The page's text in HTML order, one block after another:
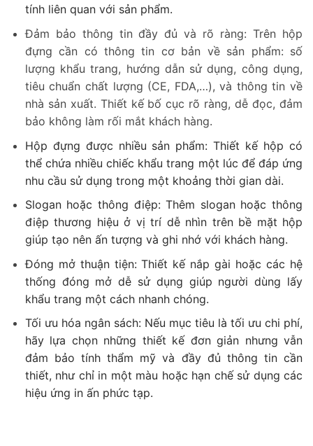
tính liên quan với sản phẩm.
Đảm bảo thông tin đầy đủ và rõ ràng: Trên hộp
đựng cần có thông tin cơ bản về sản phẩm: số
lượng khẩu trang, hướng dẫn sử dụng, công dụng,
tiêu chuẩn chất lượng (CE, FDA,…), và thông tin về
nhà sản xuất. Thiết kế bố cục rõ ràng, dễ đọc, đảm
bảo không làm rối mắt khách hàng.
Hộp đựng được nhiều sản phẩm: Thiết kế hộp có
thể chứa nhiều chiếc khẩu trang một lúc để đáp ứng
nhu cầu sử dụng trong một khoảng thời gian dài.
Slogan hoặc thông điệp: Thêm slogan hoặc thông
điệp thương hiệu ở vị trí dễ nhìn trên bề mặt hộp
giúp tạo nên ấn tượng và ghi nhớ với khách hàng.
Đóng mở thuận tiện: Thiết kế nắp gài hoặc các hệ
thống đóng mở dễ sử dụng giúp người dùng lấy
khẩu trang một cách nhanh chóng.
Tối ưu hóa ngân sách: Nếu mục tiêu là tối ưu chi phí,
hãy lựa chọn những thiết kế đơn giản nhưng vẫn
đảm bảo tính thẩm mỹ và đầy đủ thông tin cần
thiết, như chỉ in một màu hoặc hạn chế sử dụng các
hiệu ứng in ấn phức tạp.